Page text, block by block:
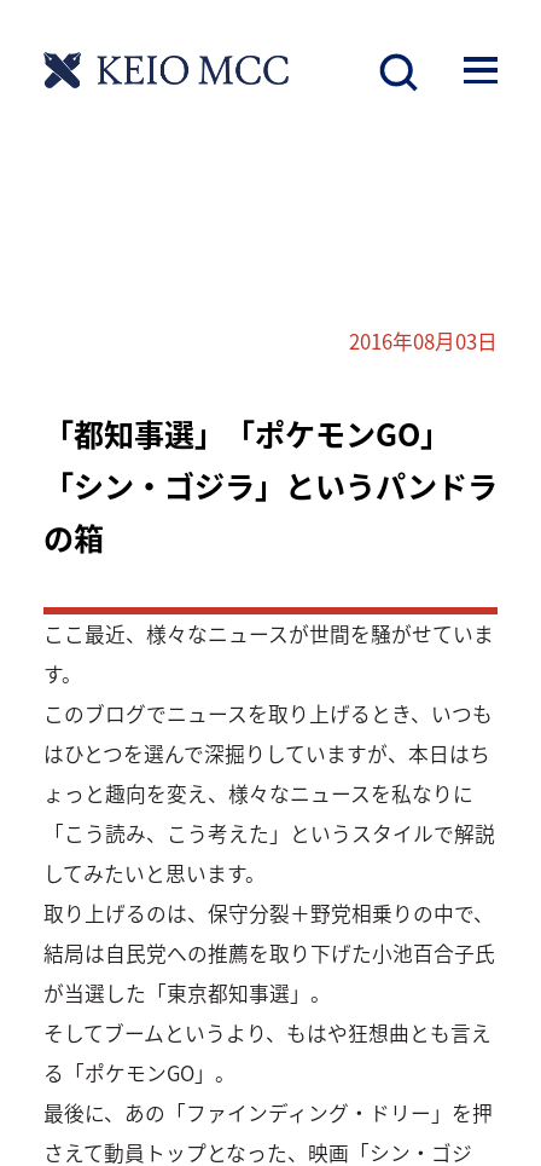
2016年08月03日
「都知事選」「ポケモンGO」
「シン・ゴジラ」というパンドラ
の箱
ここ最近、様々なニュースが世間を騒がせていま
す。
このブログでニュースを取り上げるとき、いつも
はひとつを選んで深掘りしていますが、本日はち
ょっと趣向を変え、様々なニュースを私なりに
「こう読み、こう考えた」というスタイルで解説
してみたいと思います。
取り上げるのは、保守分裂＋野党相乗りの中で、
結局は自民党への推薦を取り下げた小池百合子氏
が当選した「東京都知事選」。
そしてブームというより、もはや狂想曲とも言え
る「ポケモンGO」。
最後に、あの「ファインディング・ドリー」を押
さえて動員トップとなった、映画「シン・ゴジ